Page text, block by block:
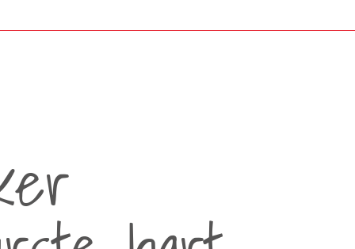
-sprudler
und Ersatzbürsten
Badezimmer-Artikel